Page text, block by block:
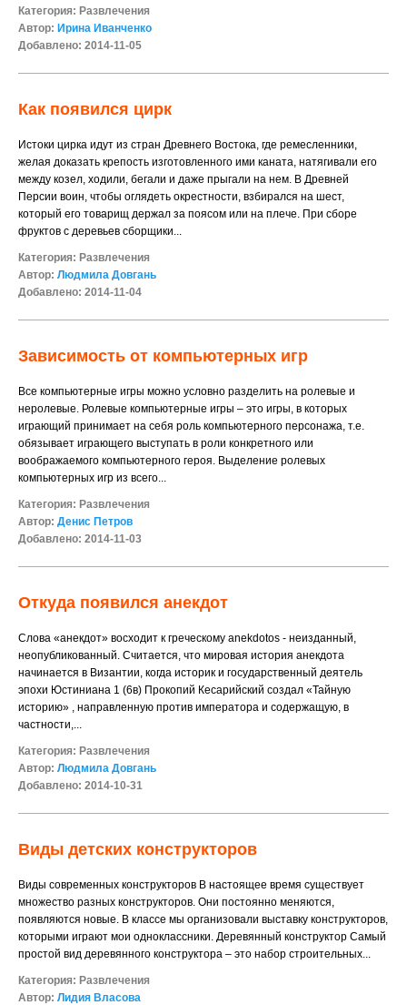
Категория: Развлечения
Автор: Ирина Иванченко
Добавлено: 2014-11-05
Как появился цирк
Истоки цирка идут из стран Древнего Востока, где ремесленники,
желая доказать крепость изготовленного ими каната, натягивали его
между козел, ходили, бегали и даже прыгали на нем. В Древней
Персии воин, чтобы оглядеть окрестности, взбирался на шест,
который его товарищ держал за поясом или на плече. При сборе
фруктов с деревьев сборщики...
Категория: Развлечения
Автор: Людмила Довгань
Добавлено: 2014-11-04
Зависимость от компьютерных игр
Все компьютерные игры можно условно разделить на ролевые и
неролевые. Ролевые компьютерные игры – это игры, в которых
играющий принимает на себя роль компьютерного персонажа, т.е.
обязывает играющего выступать в роли конкретного или
воображаемого компьютерного героя. Выделение ролевых
компьютерных игр из всего...
Категория: Развлечения
Автор: Денис Петров
Добавлено: 2014-11-03
Откуда появился анекдот
Cлова «анекдот» восходит к греческому anekdotos - неизданный,
неопубликованный. Считается, что мировая история анекдота
начинается в Византии, когда историк и государственный деятель
эпохи Юстиниана 1 (6в) Прокопий Кесарийский создал «Тайную
историю» , направленную против императора и содержащую, в
частности,...
Категория: Развлечения
Автор: Людмила Довгань
Добавлено: 2014-10-31
Виды детских конструкторов
Виды современных конструкторов В настоящее время существует
множество разных конструкторов. Они постоянно меняются,
появляются новые. В классе мы организовали выставку конструкторов,
которыми играют мои одноклассники. Деревянный конструктор Самый
простой вид деревянного конструктора – это набор строительных...
Категория: Развлечения
Автор: Лидия Власова